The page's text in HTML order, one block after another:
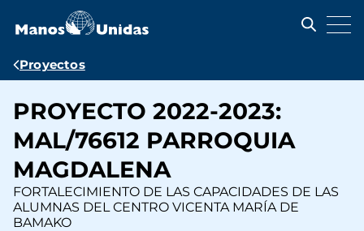
contenido
Ruta
navegación
Proyectos
PROYECTO 2022-2023:
MAL/76612 PARROQUIA
MAGDALENA
FORTALECIMIENTO DE LAS CAPACIDADES DE LAS
ALUMNAS DEL CENTRO VICENTA MARÍA DE
BAMAKO